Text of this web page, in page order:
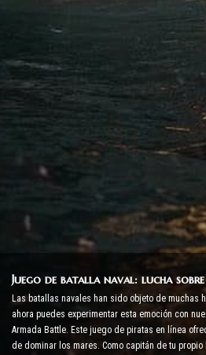
Juego de batalla naval: lucha
Las batallas navales han sido objeto de muchas
ahora puedes experimentar esta emoción con
Armada Battle. Este juego de piratas en línea
de dominar los mares. Como capitán de tu propio